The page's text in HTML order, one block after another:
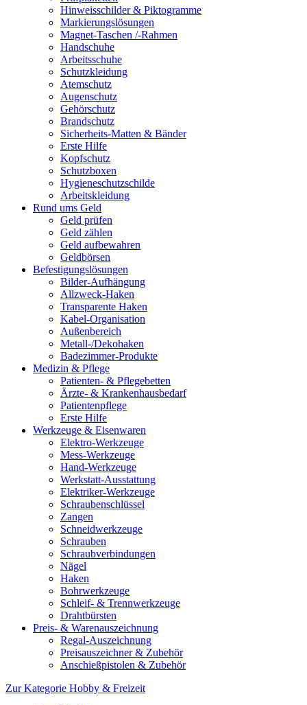
Hinweisschilder & Piktogramme
Markierungslösungen
Magnet-Taschen /-Rahmen
Handschuhe
Arbeitsschuhe
Schutzkleidung
Atemschutz
Augenschutz
Gehörschutz
Brandschutz
Sicherheits-Matten & Bänder
Erste Hilfe
Kopfschutz
Schutzboxen
Hygieneschutzschilde
Arbeitskleidung
Rund ums Geld
Geld prüfen
Geld zählen
Geld aufbewahren
Geldbörsen
Befestigungslösungen
Bilder-Aufhängung
Allzweck-Haken
Transparente Haken
Kabel-Organisation
Außenbereich
Metall-/Dekohaken
Badezimmer-Produkte
Medizin & Pflege
Patienten- & Pflegebetten
Ärzte- & Krankenhausbedarf
Patientenpflege
Erste Hilfe
Werkzeuge & Eisenwaren
Elektro-Werkzeuge
Mess-Werkzeuge
Hand-Werkzeuge
Werkstatt-Ausstattung
Elektriker-Werkzeuge
Schraubenschlüssel
Zangen
Schneidwerkzeuge
Schrauben
Schraubverbindungen
Nägel
Haken
Bohrwerkzeuge
Schleif- & Trennwerkzeuge
Drahtbürsten
Preis- & Warenauszeichnung
Regal-Auszeichnung
Preisauszeichner & Zubehör
Anschießpistolen & Zubehör
Zur Kategorie Hobby & Freizeit